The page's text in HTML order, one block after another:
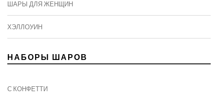
ШАРЫ ДЛЯ ЖЕНЩИН
ХЭЛЛОУИН
НАБОРЫ ШАРОВ
С КОНФЕТТИ